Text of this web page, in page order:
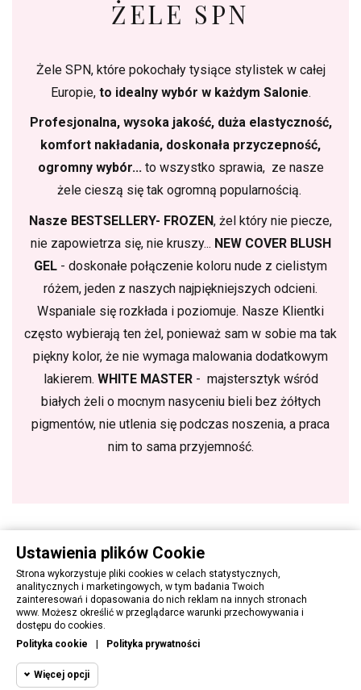
ŻELE SPN
Żele SPN, które pokochały tysiące stylistek w całej
Europie, to idealny wybór w każdym Salonie.
Profesjonalna, wysoka jakość, duża elastyczność,
komfort nakładania, doskonała przyczepność,
ogromny wybór...to wszystko sprawia, ze nasze
żele cieszą się tak ogromną popularnością.
Nasze BESTSELLERY- FROZEN, żel który nie piecze,
nie zapowietrza się, nie kruszy... NEW COVER BLUSH
GEL - doskonałe połączenie koloru nude z cielistym
różem, jeden z naszych najpiękniejszych odcieni.
Wspaniale się rozkłada i poziomuje. Nasze Klientki
często wybierają ten żel, ponieważ sam w sobie ma tak
piękny kolor, że nie wymaga malowania dodatkowym
lakierem. WHITE MASTER- majstersztyk wśród
białych żeli o mocnym nasyceniu bieli bez żółtych
pigmentów, nie utlenia się podczas noszenia, a praca
nim to sama przyjemność.
OBSŁUGA KLIENTA
Ustawienia plików Cookie
Strona wykorzystuje pliki cookies w celach statystycznych,
analitycznych i marketingowych, w tym badania Twoich
zainteresowań i dopasowania do nich reklam na innych stronach
www. Możesz określić w przeglądarce warunki przechowywania i
dostępu do cookies.
Polityka cookie
Polityka prywatności
Więcej opcji